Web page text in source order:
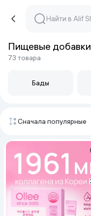
Пищевые добавки
73 товара
Бады
Сначала популярные